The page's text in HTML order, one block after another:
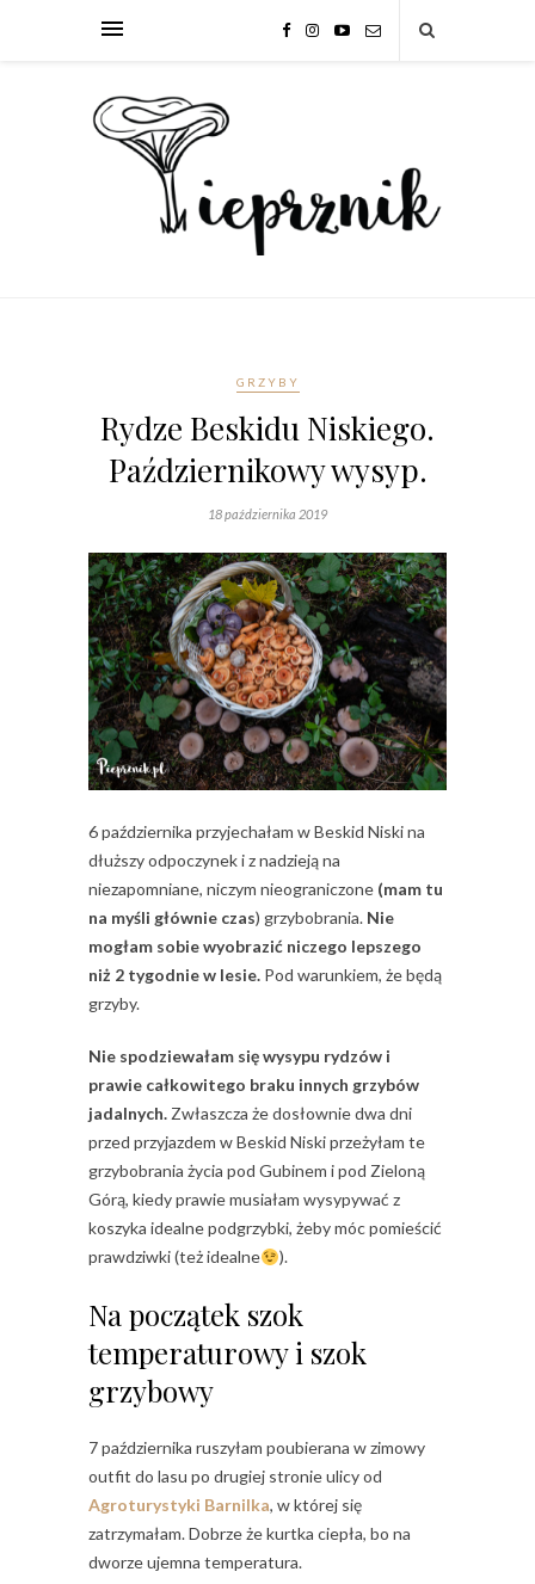
GRZYBY
Rydze Beskidu Niskiego.
Październikowy wysyp.
18 października 2019
6 października przyjechałam w Beskid Niski na
dłuższy odpoczynek i z nadzieją na
niezapomniane, niczym nieograniczone (mam tu
na myśli głównie czas) grzybobrania. Nie
mogłam sobie wyobrazić niczego lepszego
niż 2 tygodnie w lesie. Pod warunkiem, że będą
grzyby.
Nie spodziewałam się wysypu rydzów i
prawie całkowitego braku innych grzybów
jadalnych.Zwłaszcza że dosłownie dwa dni
przed przyjazdem w Beskid Niski przeżyłam te
grzybobrania życia pod Gubinem i pod Zieloną
Górą, kiedy prawie musiałam wysypywać z
koszyka idealne podgrzybki, żeby móc pomieścić
prawdziwki (też idealne
).
Na początek szok
temperaturowy i szok
grzybowy
7 października ruszyłam poubierana w zimowy
outfit do lasu po drugiej stronie ulicy od
Agroturystyki Barnilka, w której się
zatrzymałam. Dobrze że kurtka ciepła, bo na
dworze ujemna temperatura.